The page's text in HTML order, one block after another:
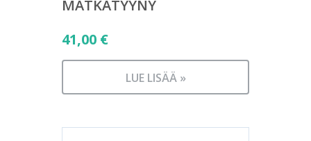
MATKATYYNY
41,00 €
LUE LISÄÄ »